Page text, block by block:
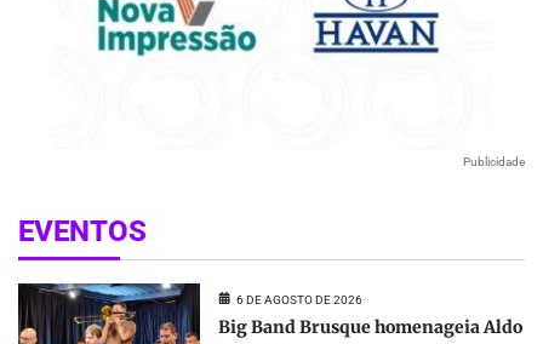
Publicidade
EVENTOS
6 DE AGOSTO DE 2026
Big Band Brusque homenageia Aldo